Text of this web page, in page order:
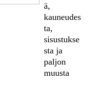
ä,
kauneudes
ta,
sisustukse
sta ja
paljon
muusta